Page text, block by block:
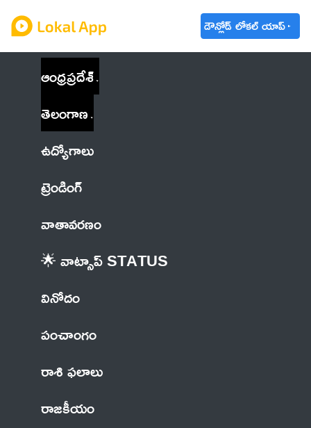
డౌన్లోడ్ లోకల్ యాప్
ఆంధ్రప్రదేశ్
తెలంగాణ
ఉద్యోగాలు
ట్రెండింగ్
వాతావరణం
🌟 వాట్సాప్ STATUS
వినోదం
పంచాంగం
రాశి ఫలాలు
రాజకీయం